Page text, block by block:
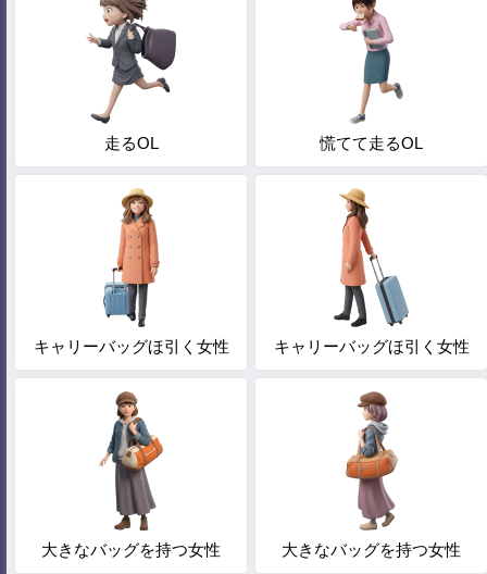
走るOL 慌てて走るOL
キャリーバッグほ引く女性 キャリーバッグほ引く女性
大きなバッグを持つ女性 大きなバッグを持つ女性